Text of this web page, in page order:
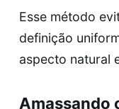
Esse método
definição
aspecto natural
Amassando